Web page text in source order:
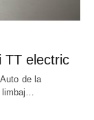
TT electric
de la